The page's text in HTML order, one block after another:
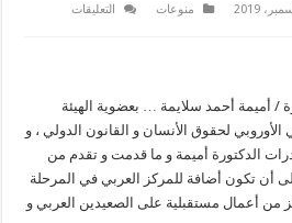
منوعات التعليقات
أميمة
سلايمة
بعضوية
الأستشارية
العليا
للمركز
مغلقة
/ أميمة أحمد سلايمة … بعضوية الهيئة
الأوروبي لحقوق الأنسان و القانون الدولي ، و
الدكتورة أميمة و ما قدمت و تقدم من
أن تكون أضافة للمركز العربي في المرحلة
من أعمال مستقبلية على الصعيدين العربي و